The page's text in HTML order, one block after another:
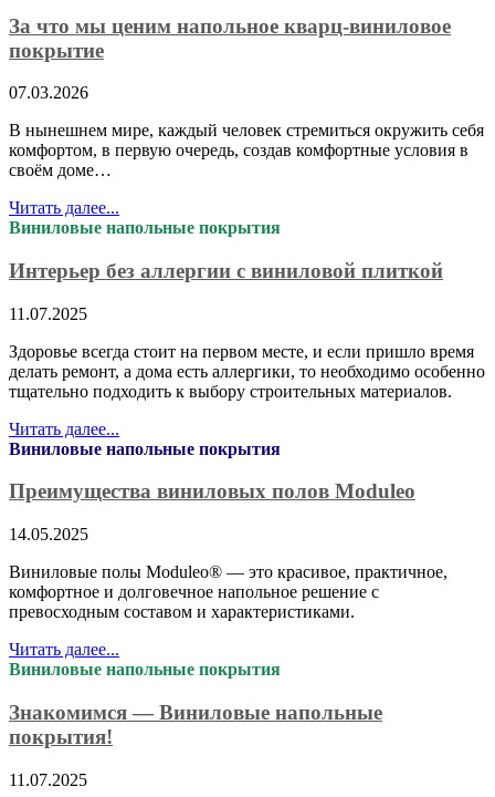
За что мы ценим напольное кварц-виниловое
покрытие
07.03.2026
В нынешнем мире, каждый человек стремиться окружить себя
комфортом, в первую очередь, создав комфортные условия в
своём доме…
Читать далее...
Виниловые напольные покрытия
Интерьер без аллергии с виниловой плиткой
11.07.2025
Здоровье всегда стоит на первом месте, и если пришло время
делать ремонт, а дома есть аллергики, то необходимо особенно
тщательно подходить к выбору строительных материалов.
Читать далее...
Виниловые напольные покрытия
Преимущества виниловых полов Moduleo
14.05.2025
Виниловые полы Moduleo® — это красивое, практичное,
комфортное и долговечное напольное решение с
превосходным составом и характеристиками.
Читать далее...
Виниловые напольные покрытия
Знакомимся — Виниловые напольные
покрытия!
11.07.2025